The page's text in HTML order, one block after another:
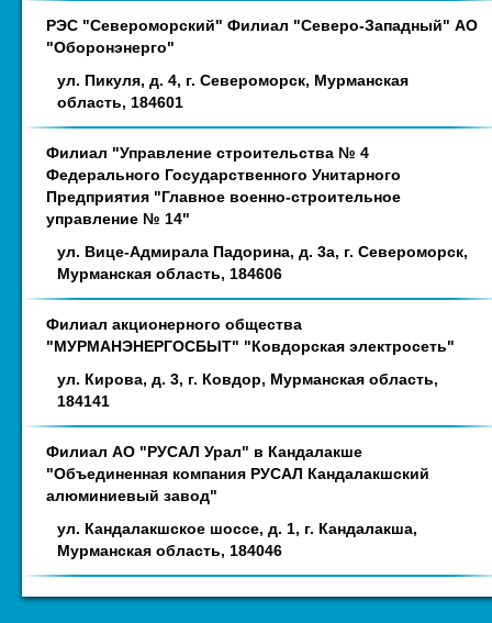
РЭС "Североморский" Филиал "Северо-Западный" АО
"Оборонэнерго"
ул. Пикуля, д. 4, г. Североморск, Мурманская
область, 184601
Филиал "Управление строительства № 4
Федерального Государственного Унитарного
Предприятия "Главное военно-строительное
управление № 14"
ул. Вице-Адмирала Падорина, д. 3а, г. Североморск,
Мурманская область, 184606
Филиал акционерного общества
"МУРМАНЭНЕРГОСБЫТ" "Ковдорская электросеть"
ул. Кирова, д. 3, г. Ковдор, Мурманская область,
184141
Филиал АО "РУСАЛ Урал" в Кандалакше
"Объединенная компания РУСАЛ Кандалакшский
алюминиевый завод"
ул. Кандалакшское шоссе, д. 1, г. Кандалакша,
Мурманская область, 184046